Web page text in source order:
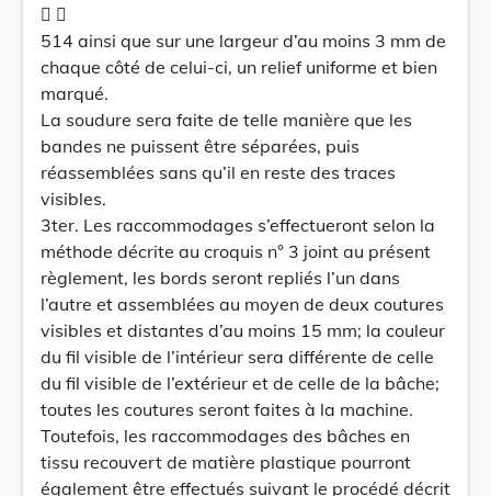
 
514 ainsi que sur une largeur d’au moins 3 mm de
chaque côté de celui-ci, un relief uniforme et bien
marqué.
La soudure sera faite de telle manière que les
bandes ne puissent être séparées, puis
réassemblées sans qu’il en reste des traces
visibles.
3ter. Les raccommodages s’effectueront selon la
méthode décrite au croquis n° 3 joint au présent
règlement, les bords seront repliés l’un dans
l’autre et assemblées au moyen de deux coutures
visibles et distantes d’au moins 15 mm; la couleur
du fil visible de l’intérieur sera différente de celle
du fil visible de l’extérieur et de celle de la bâche;
toutes les coutures seront faites à la machine.
Toutefois, les raccommodages des bâches en
tissu recouvert de matière plastique pourront
également être effectués suivant le procédé décrit